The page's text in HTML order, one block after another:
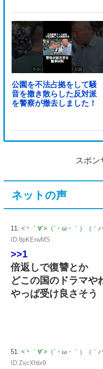
公園を不法占拠をして騒
音を撒き散らした反対派
を警察が撤去しました！
スポン
ネットの声
11: <丶｀∀´>（´・ω・｀）（
ID:8pKErwMS
>>1
倍返しで復讐とか
どこの国のドラマや
やっぱ受け良さそう
51: <丶｀∀´>（´・ω・｀）（
ID:ZscXhbr9